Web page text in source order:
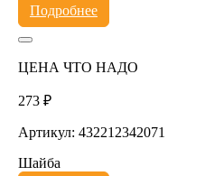
Подробнее
ЦЕНА ЧТО НАДО
273 ₽
Артикул: 432212342071
Шайба